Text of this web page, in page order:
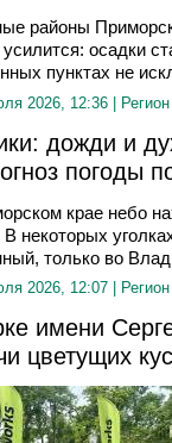
районы
усилится: осадки
пунктах не
2026, 12:36 |
дожди и
погоды
крае небо
некоторых
только во
2026, 12:07 |
имени
цветущих